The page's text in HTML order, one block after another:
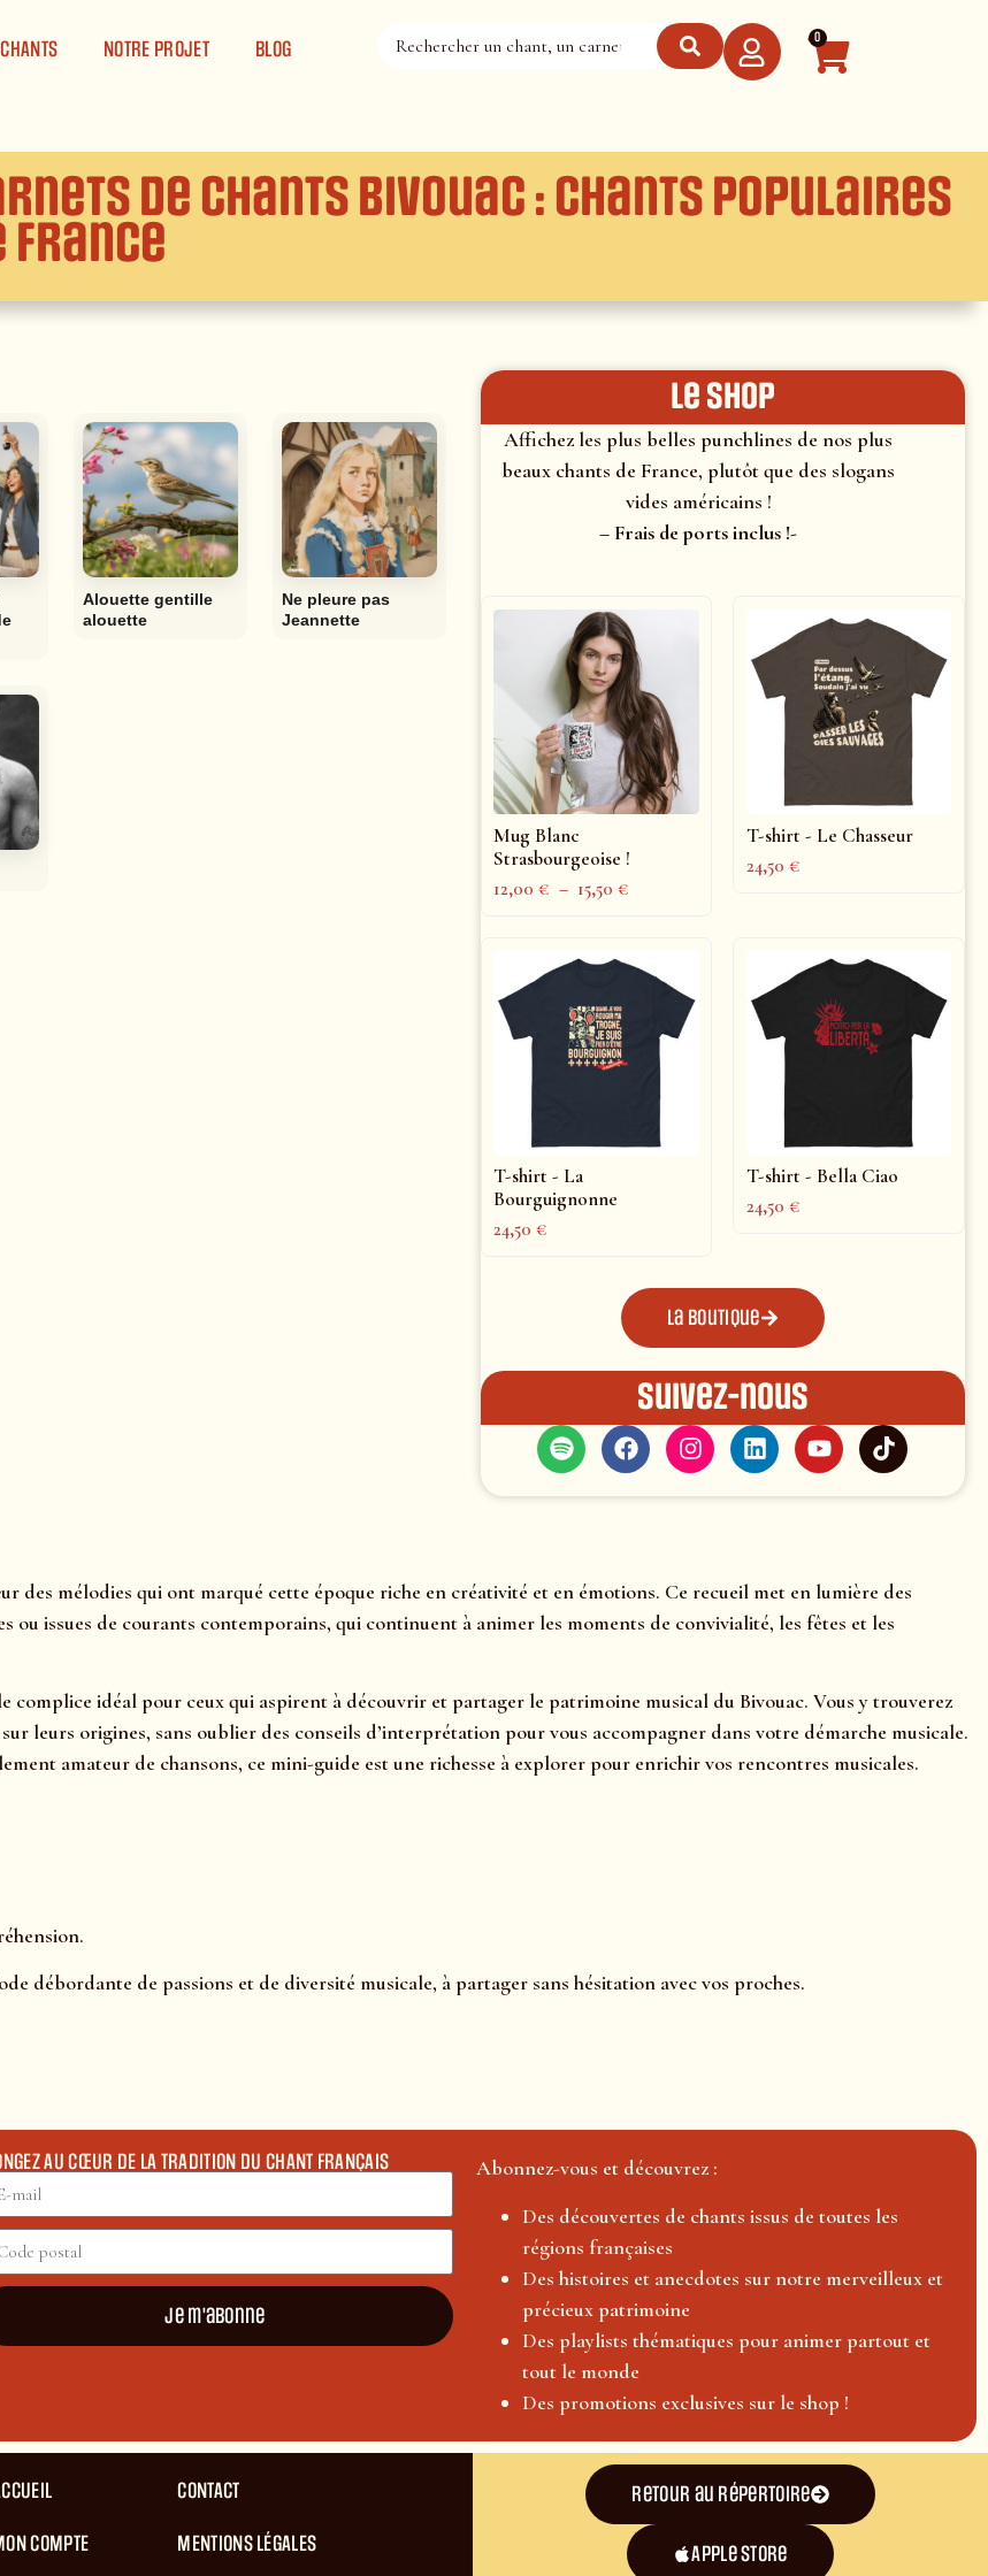
NOTRE PROJET BLOG 0
de chants Bivouac : Chants populaires
France
Alouette gentille
alouette
Ne pleure pas
Jeannette
le shop
Affichez les plus belles punchlines de nos plus
beaux chants de France, plutôt que des slogans
vides américains !
– Frais de ports inclus !-
Mug Blanc
Strasbourgeoise !
12,00€ – 15,50€
T-shirt - Le Chasseur
24,50€
T-shirt - La
Bourguignonne
24,50€
T-shirt - Bella Ciao
24,50€
La boutique
Suivez-nous
des mélodies qui ont marqué cette époque riche en créativité et en émotions. Ce recueil met en lumière des
ou issues de courants contemporains, qui continuent à animer les moments de convivialité, les fêtes et les
idéal pour ceux qui aspirent à découvrir et partager le patrimoine musical du Bivouac. Vous y trouverez
leurs origines, sans oublier des conseils d’interprétation pour vous accompagner dans votre démarche musicale.
amateur de chansons, ce mini-guide est une richesse à explorer pour enrichir vos rencontres musicales.
débordante de passions et de diversité musicale, à partager sans hésitation avec vos proches.
AU CŒUR DE LA TRADITION DU CHANT FRANÇAIS
Je m'abonne
Abonnez-vous et découvrez :
Des découvertes de chants issus de toutes les
régions françaises
Des histoires et anecdotes sur notre merveilleux et
précieux patrimoine
Des playlists thématiques pour animer partout et
tout le monde
Des promotions exclusives sur le shop !
COMPTE
CONTACT
MENTIONS LÉGALES
Retour au répertoire
Apple Store